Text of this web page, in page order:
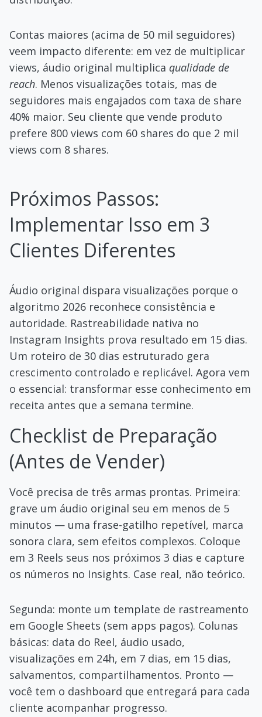
Contas maiores (acima de 50 mil seguidores)
veem impacto diferente: em vez de multiplicar
views, áudio original multiplica qualidade de
reach. Menos visualizações totais, mas de
seguidores mais engajados com taxa de share
40% maior. Seu cliente que vende produto
prefere 800 views com 60 shares do que 2 mil
views com 8 shares.
Próximos Passos:
Implementar Isso em 3
Clientes Diferentes
Áudio original dispara visualizações porque o
algoritmo 2026 reconhece consistência e
autoridade. Rastreabilidade nativa no
Instagram Insights prova resultado em 15 dias.
Um roteiro de 30 dias estruturado gera
crescimento controlado e replicável. Agora vem
o essencial: transformar esse conhecimento em
receita antes que a semana termine.
Checklist de Preparação
(Antes de Vender)
Você precisa de três armas prontas. Primeira:
grave um áudio original seu em menos de 5
minutos — uma frase-gatilho repetível, marca
sonora clara, sem efeitos complexos. Coloque
em 3 Reels seus nos próximos 3 dias e capture
os números no Insights. Case real, não teórico.
Segunda: monte um template de rastreamento
em Google Sheets (sem apps pagos). Colunas
básicas: data do Reel, áudio usado,
visualizações em 24h, em 7 dias, em 15 dias,
salvamentos, compartilhamentos. Pronto —
você tem o dashboard que entregará para cada
cliente acompanhar progresso.